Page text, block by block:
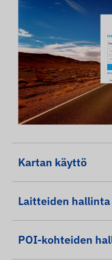
Kartan käyttö
Laitteiden
POI-kohteiden